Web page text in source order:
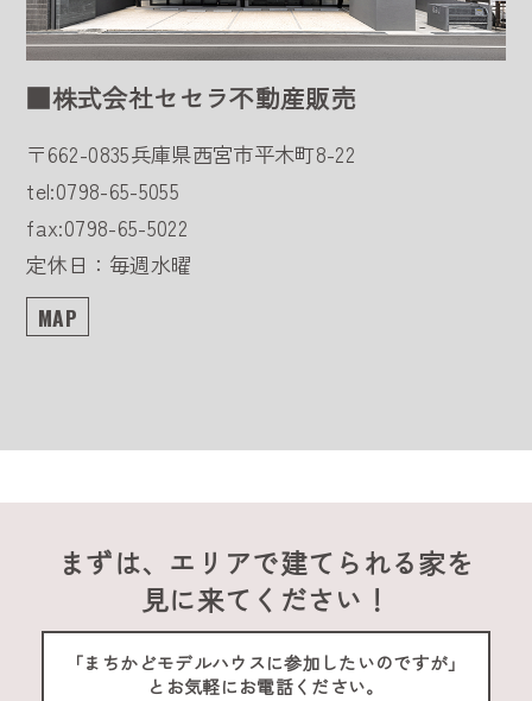
■株式会社セセラ不動産販売
〒662-0835兵庫県西宮市平木町8-22
tel:0798-65-5055
fax:0798-65-5022
定休日：毎週水曜
MAP
まずは、エリアで建てられる家を
見に来てください！
「まちかどモデルハウスに参加したいのですが」
とお気軽にお電話ください。